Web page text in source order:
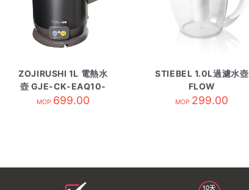
ZOJIRUSHI 1L 電熱水
壺 GJE-CK-EAQ10-
TA 黑
MOP 699.00
STIEBEL 1.0L過濾水壺
FLOW
MOP 299.00